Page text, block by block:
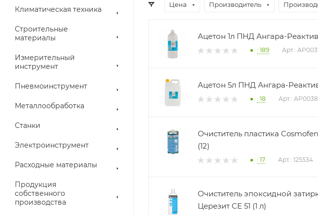
Климатическая техника
Строительные
материалы
Измерительный
инструмент
Пневмоинструмент
Металлообработка
Станки
Электроинструмент
Расходные материалы
Продукция
собственного
производства
Цена Производитель
Ацетон 1л ПНД Ангара-
: 189 Арт.:
Ацетон 5л ПНД Ангара-
: 18 Арт.:
Очиститель пластика Cosmofen 5 1000мл
(12)
: 17 Арт.: 125534
Очиститель эпоксидной
Церезит CE 51 (1 л)